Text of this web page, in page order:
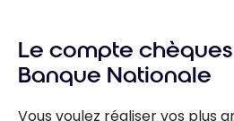
prime avec
les forfaits
bancaires
de la
Le compte
Banque Nationale
Vous voulez réaliser vos plus